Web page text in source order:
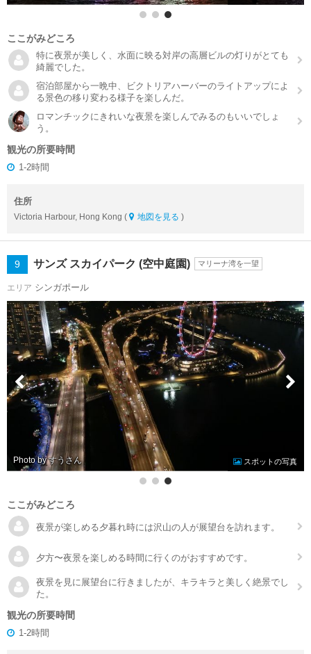
ここがみどころ
特に夜景が美しく、水面に映る対岸の高層ビルの灯りがとても
綺麗でした。
宿泊部屋から一晩中、ビクトリアハーバーのライトアップによ
る景色の移り変わる様子を楽しんだ。
ロマンチックにきれいな夜景を楽しんでみるのもいいでしょ
う。
観光の所要時間
1-2時間
住所
Victoria Harbour, Hong Kong ( 地図を見る )
9 サンズ スカイパーク (空中庭園) マリーナ湾を一望
エリア シンガポール
Photo by すう スポットの写真
ここがみどころ
夜景が楽しめる夕暮れ時には沢山の人が展望台を訪れます。
夕方〜夜景を楽しめる時間に行くのがおすすめです。
夜景を見に展望台に行きましたが、キラキラと美しく絶景でし
た。
観光の所要時間
1-2時間